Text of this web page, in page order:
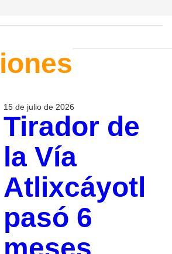
15 de julio de 2026
Tirador de
la Vía
Atlixcáyotl
pasó 6